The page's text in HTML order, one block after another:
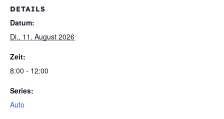
DETAILS
Datum:
Di., 11. August 2026
Zeit:
8:00 - 12:00
Series:
Auto